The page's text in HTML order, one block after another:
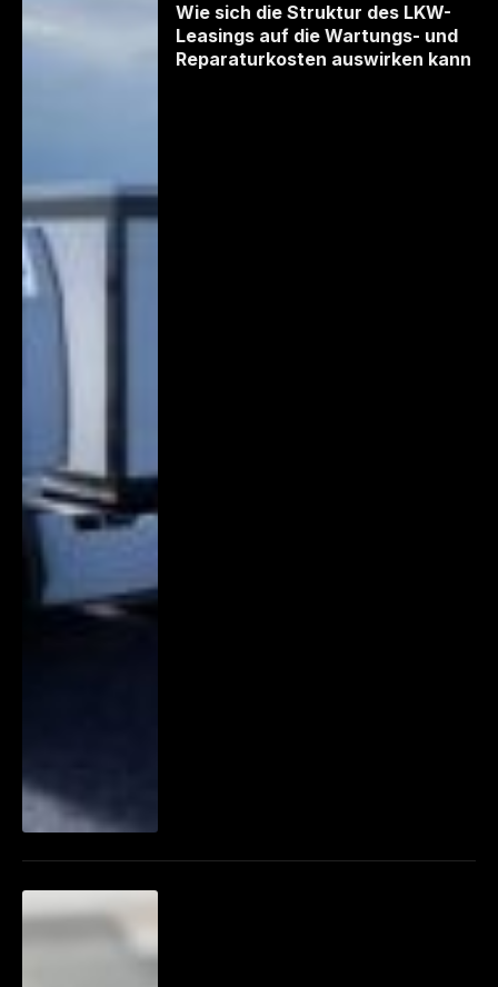
Wie sich die Struktur des LKW-
Leasings auf die Wartungs- und
Reparaturkosten auswirken kann